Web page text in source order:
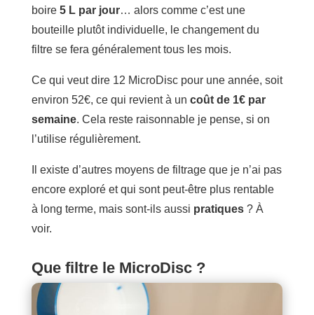
boire 5 L par jour… alors comme c’est une
bouteille plutôt individuelle, le changement du
filtre se fera généralement tous les mois.
Ce qui veut dire 12 MicroDisc pour une année, soit
environ 52€, ce qui revient à un coût de 1€ par
semaine. Cela reste raisonnable je pense, si on
l’utilise régulièrement.
Il existe d’autres moyens de filtrage que je n’ai pas
encore exploré et qui sont peut-être plus rentable
à long terme, mais sont-ils aussi pratiques ? À
voir.
Que filtre le MicroDisc ?